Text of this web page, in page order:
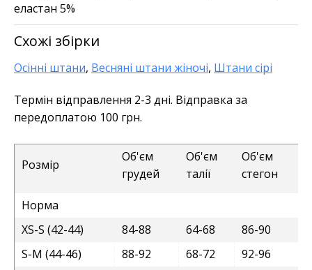
еластан 5%
Схожі збірки
Осінні штани, Весняні штани жіночі, Штани сірі
Термін відправлення 2-3 дні. Відправка за
передоплатою 100 грн.
Розмір
Об'єм
грудей
Об'єм
талії
Об'єм
стегон
Норма
XS-S (42-44)
84-88 64-68
86-90
S-M (44-46)
88-92 68-72
92-96